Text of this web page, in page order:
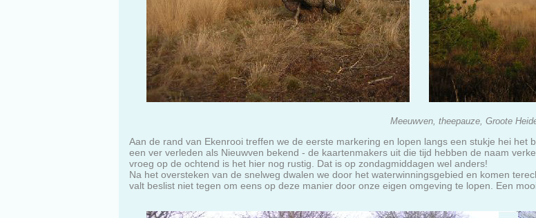
Meeuwven, theepauze, Groote
Aan de rand van Ekenrooi treffen we de eerste markering en lopen langs een stukje hei het
een ver verleden als Nieuwven bekend - de kaartenmakers uit die tijd hebben de naam
vroeg op de ochtend is het hier nog rustig. Dat is op zondagmiddagen wel anders!
Na het oversteken van de snelweg dwalen we door het waterwinningsgebied en komen
valt beslist niet tegen om eens op deze manier door onze eigen omgeving te lopen. Een